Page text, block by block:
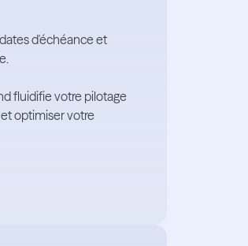
d'échéance et
fluidifie votre pilotage
optimiser votre